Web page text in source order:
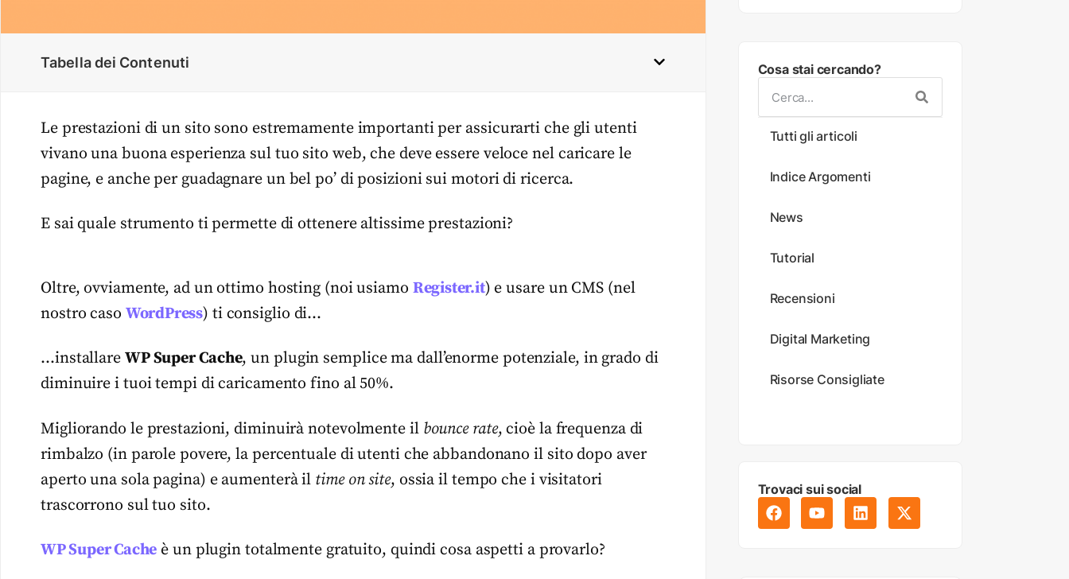
Tabella dei Contenuti
Le prestazioni di un sito sono estremamente importanti per assicurarti che gli utenti
vivano una buona esperienza sul tuo sito web, che deve essere veloce nel caricare le
pagine, e anche per guadagnare un bel po’ di posizioni sui motori di ricerca.
E sai quale strumento ti permette di ottenere altissime prestazioni?
Oltre, ovviamente, ad un ottimo hosting (noi usiamo Register.it) e usare un CMS (nel
nostro caso WordPress) ti consiglio di…
…installare WP Super Cache, un plugin semplice ma dall’enorme potenziale, in grado di
diminuire i tuoi tempi di caricamento fino al 50%.
Migliorando le prestazioni, diminuirà notevolmente il bounce rate, cioè la frequenza di
rimbalzo (in parole povere, la percentuale di utenti che abbandonano il sito dopo aver
aperto una sola pagina) e aumenterà il time on site, ossia il tempo che i visitatori
trascorrono sul tuo sito.
WP Super Cache è un plugin totalmente gratuito, quindi cosa aspetti a provarlo?
Cosa stai cercando?
Tutti gli articoli
Indice Argomenti
News
Tutorial
Recensioni
Digital Marketing
Risorse Consigliate
Trovaci sui social